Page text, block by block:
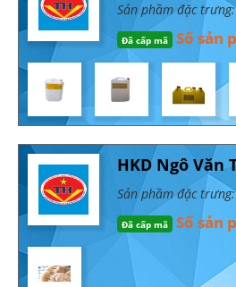
Sản phầm đặc
Đã cấp mã Số sản
HKD Ngô Văn
Sản phầm đặc
Đã cấp mã Số sản